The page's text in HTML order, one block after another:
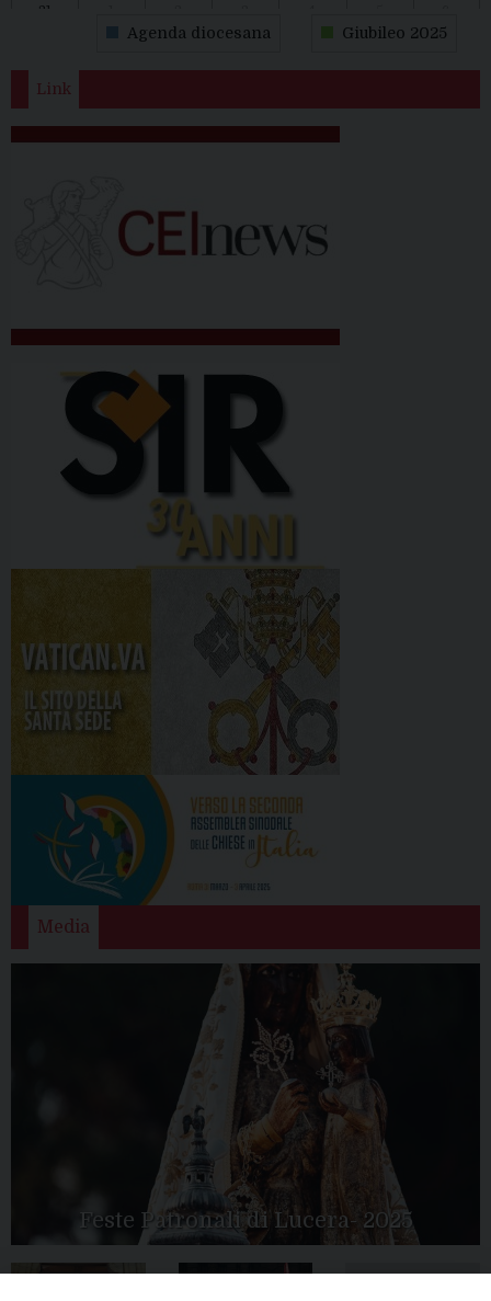
31
Agenda diocesana Giubileo 2025
Link
Media
Feste Patronali di Lucera- 2025